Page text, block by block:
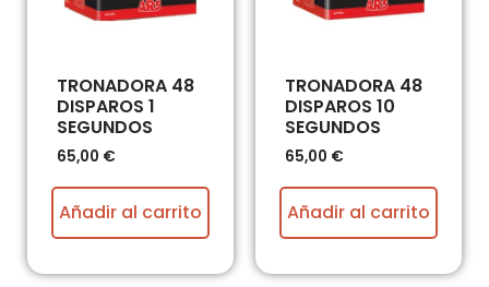
TRONADORA 48
DISPAROS 1
SEGUNDOS
65,00 €
Añadir al carrito
TRONADORA 48
DISPAROS 10
SEGUNDOS
65,00 €
Añadir al carrito